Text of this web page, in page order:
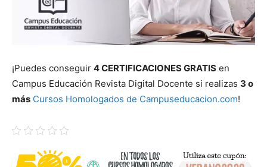
¡Puedes conseguir 4 CERTIFICACIONES GRATIS en
Campus Educación Revista Digital Docente si realizas 3 o
más Cursos Homologados de Campuseducacion.com!